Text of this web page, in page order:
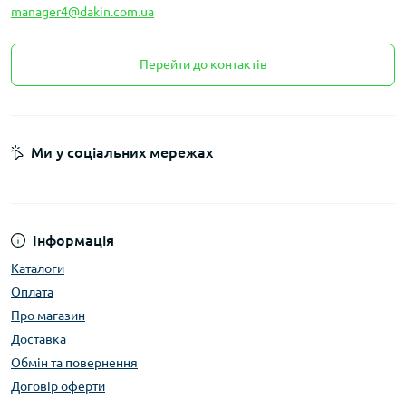
manager4@dakin.com.ua
Перейти до контактів
Інформація
Каталоги
Оплата
Про магазин
Доставка
Обмін та повернення
Договір оферти
Ми у соціальних мережах